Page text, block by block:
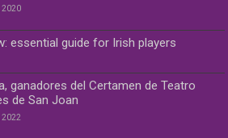
essential guide for Irish players
ganadores del Certamen de Teatro
de San Joan